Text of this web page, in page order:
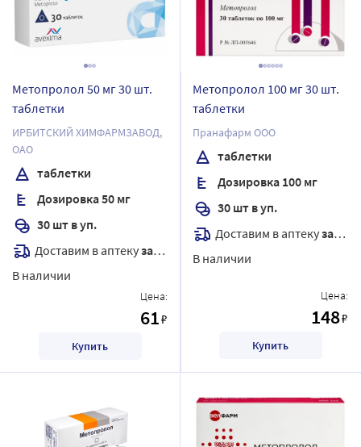
Метопролол 50 мг 30 шт.
таблетки
ИРБИТСКИЙ ХИМФАРМЗАВОД,
ОАО
таблетки
Дозировка 50 мг
30 шт в уп.
Доставим в аптекузавтра
В наличии
Цена:
61₽
Купить
Метопролол 100 мг 30 шт.
таблетки
Пранафарм ООО
таблетки
Дозировка 100 мг
30 шт в уп.
Доставим в аптекузавтра
В наличии
Цена:
148₽
Купить